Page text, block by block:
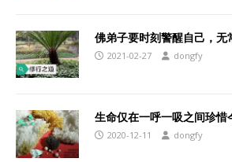
佛弟子要时刻警醒自己，无
2021-02-27 dongfy
生命仅在一呼一吸之间珍惜
2020-12-11 dongfy